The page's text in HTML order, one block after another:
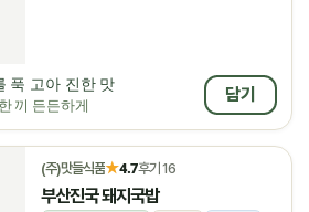
푹 고아 진한 맛
끼 든든하게
담기
(주)맛들식품★4.7후기 16
부산진국 돼지국밥